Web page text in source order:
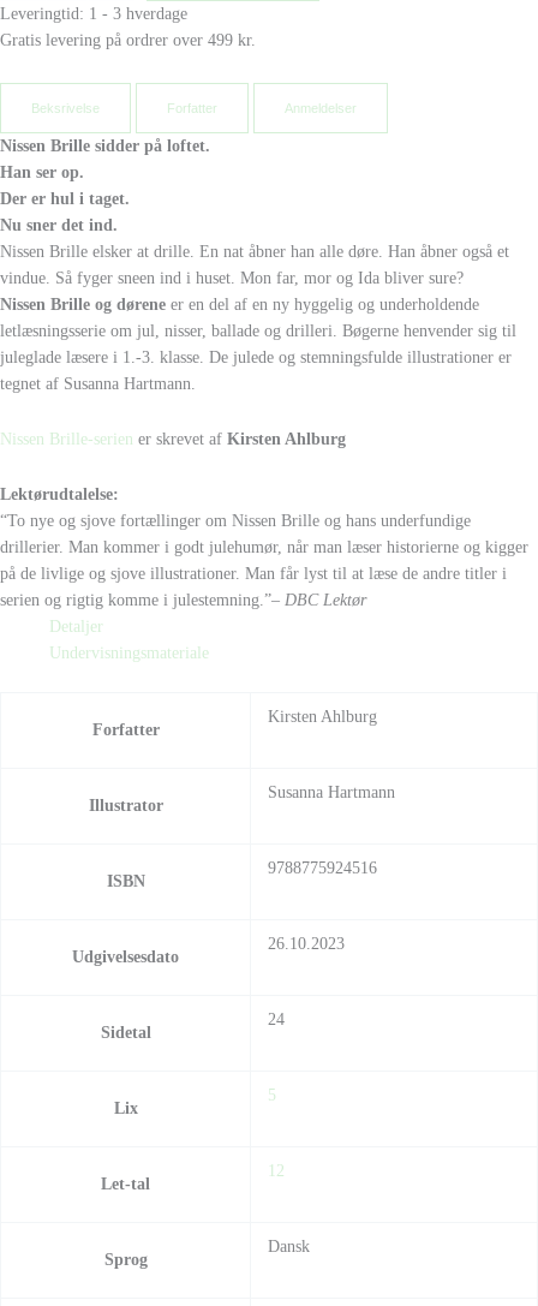
Leveringtid: 1 - 3 hverdage
Gratis levering på ordrer over 499 kr.
Beksrivelse Forfatter Anmeldelser
Nissen Brille sidder på loftet.
Han ser op.
Der er hul i taget.
Nu sner det ind.
Nissen Brille elsker at drille. En nat åbner han alle døre. Han åbner også et
vindue. Så fyger sneen ind i huset. Mon far, mor og Ida bliver sure?
Nissen Brille og dørene er en del af en ny hyggelig og underholdende
letlæsningsserie om jul, nisser, ballade og drilleri. Bøgerne henvender sig til
juleglade læsere i 1.-3. klasse. De julede og stemningsfulde illustrationer er
tegnet af Susanna Hartmann.
Nissen Brille-serien er skrevet af Kirsten Ahlburg
Lektørudtalelse:
“To nye og sjove fortællinger om Nissen Brille og hans underfundige
drillerier. Man kommer i godt julehumør, når man læser historierne og kigger
på de livlige og sjove illustrationer. Man får lyst til at læse de andre titler i
serien og rigtig komme i julestemning.”– DBC Lektør
Detaljer
Undervisningsmateriale
Forfatter
Kirsten Ahlburg
Illustrator
Susanna Hartmann
ISBN
9788775924516
Udgivelsesdato
26.10.2023
Sidetal
24
Lix
5
Let-tal
12
Sprog
Dansk